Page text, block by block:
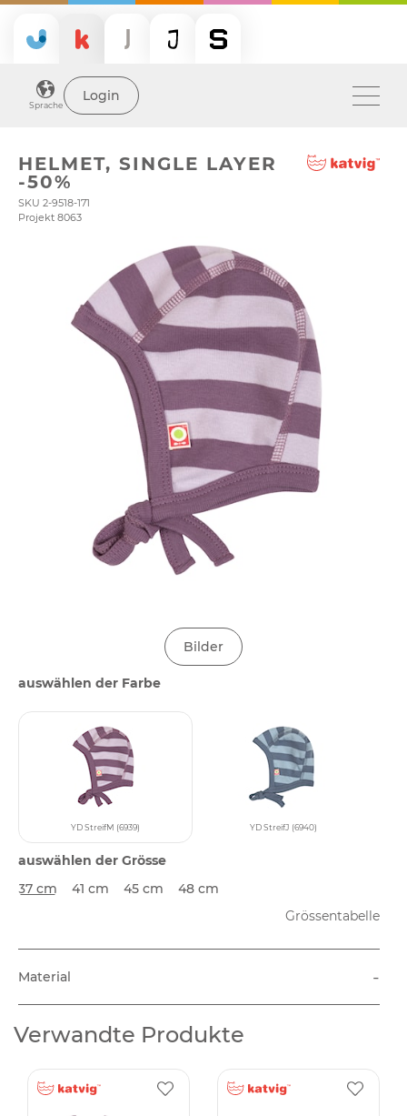
Sprache
Login
HELMET, SINGLE LAYER
-50%
SKU 2-9518-171
Projekt 8063
Bilder
auswählen der Farbe
YD StreifM (6939) YD StreifJ (6940)
auswählen der Grösse
37 cm
41 cm 45 cm
48 cm
Grössentabelle
Material -
Verwandte Produkte